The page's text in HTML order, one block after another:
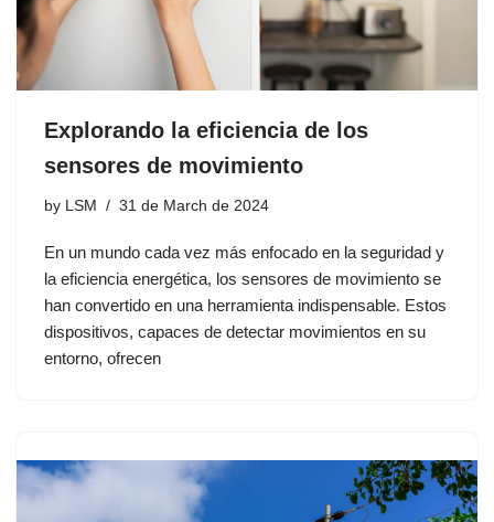
Explorando la eficiencia de los
sensores de movimiento
by LSM 31 de March de 2024
En un mundo cada vez más enfocado en la seguridad y
la eficiencia energética, los sensores de movimiento se
han convertido en una herramienta indispensable. Estos
dispositivos, capaces de detectar movimientos en su
entorno, ofrecen